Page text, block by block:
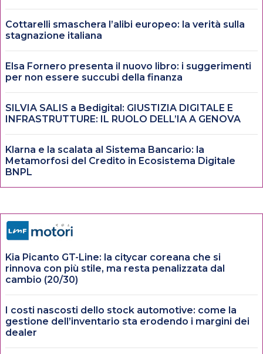
Cottarelli smaschera l’alibi europeo: la verità sulla
stagnazione italiana
Elsa Fornero presenta il nuovo libro: i suggerimenti
per non essere succubi della finanza
SILVIA SALIS a Bedigital: GIUSTIZIA DIGITALE E
INFRASTRUTTURE: IL RUOLO DELL’IA A GENOVA
Klarna e la scalata al Sistema Bancario: la
Metamorfosi del Credito in Ecosistema Digitale
BNPL
Kia Picanto GT-Line: la citycar coreana che si
rinnova con più stile, ma resta penalizzata dal
cambio (20/30)
I costi nascosti dello stock automotive: come la
gestione dell’inventario sta erodendo i margini dei
dealer